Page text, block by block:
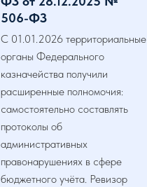
506-ФЗ
С 01.01.2026 территориальные
органы Федерального
казначейства получили
расширенные полномочия:
самостоятельно составлять
протоколы об
административных
правонарушениях в сфере
бюджетного учёта. Ревизор